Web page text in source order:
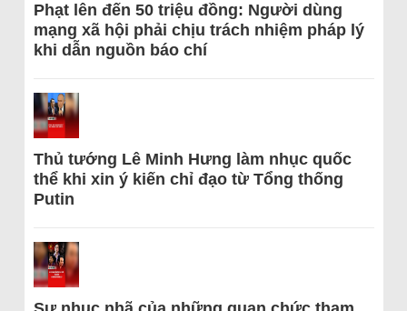
Phạt lên đến 50 triệu đồng: Người dùng
mạng xã hội phải chịu trách nhiệm pháp lý
khi dẫn nguồn báo chí
Thủ tướng Lê Minh Hưng làm nhục quốc
thể khi xin ý kiến chỉ đạo từ Tổng thống
Putin